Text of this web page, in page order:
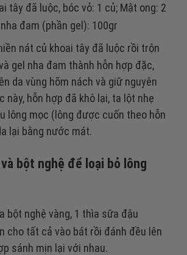
tây đã luộc, bóc vỏ: 1 củ; Mật ong: 2
đam (phần gel): 100gr
nát củ khoai tây đã luộc rồi trộn
gel nha đam thành hỗn hợp đặc,
da vùng hõm nách và giữ nguyên
này, hỗn hợp đã khô lại, ta lột nhẹ
lông mọc (lông được cuốn theo hỗn
lại bằng nước mát.
bột nghệ để loại bỏ lông
bột nghệ vàng, 1 thìa sữa đậu
cho tất cả vào bát rồi đánh đều lên
sánh mịn lại với nhau.